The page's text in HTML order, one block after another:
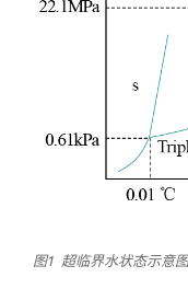
图1 超临界水状态示意图